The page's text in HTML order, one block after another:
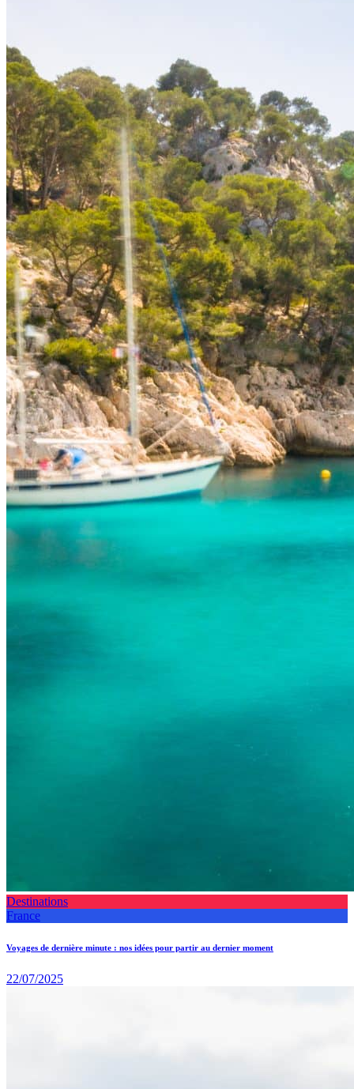
Destinations
France
Voyages de dernière minute : nos idées pour partir au dernier moment
22/07/2025